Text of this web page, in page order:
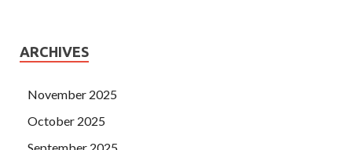
ARCHIVES
November 2025
October 2025